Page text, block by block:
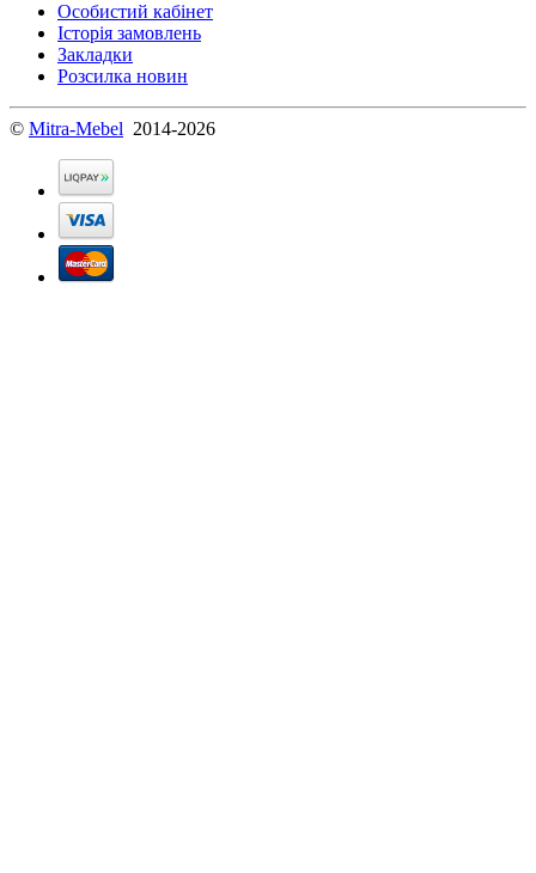
Особистий кабінет
Історія замовлень
Закладки
Розсилка новин
© Mitra-Mebel 2014-2026